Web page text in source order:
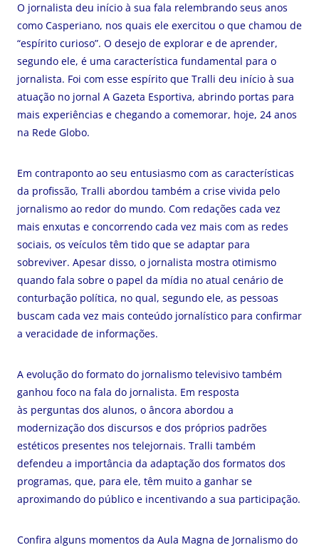
O jornalista deu início à sua fala relembrando seus anos
como Casperiano, nos quais ele exercitou o que chamou de
“espírito curioso”. O desejo de explorar e de aprender,
segundo ele, é uma característica fundamental para o
jornalista. Foi com esse espírito que Tralli deu início à sua
atuação no jornal A Gazeta Esportiva, abrindo portas para
mais experiências e chegando a comemorar, hoje, 24 anos
na Rede Globo.
Em contraponto ao seu entusiasmo com as características
da profissão, Tralli abordou também a crise vivida pelo
jornalismo ao redor do mundo. Com redações cada vez
mais enxutas e concorrendo cada vez mais com as redes
sociais, os veículos têm tido que se adaptar para
sobreviver. Apesar disso, o jornalista mostra otimismo
quando fala sobre o papel da mídia no atual cenário de
conturbação política, no qual, segundo ele, as pessoas
buscam cada vez mais conteúdo jornalístico para confirmar
a veracidade de informações.
A evolução do formato do jornalismo televisivo também
ganhou foco na fala do jornalista. Em resposta
às perguntas dos alunos, o âncora abordou a
modernização dos discursos e dos próprios padrões
estéticos presentes nos telejornais. Tralli também
defendeu a importância da adaptação dos formatos dos
programas, que, para ele, têm muito a ganhar se
aproximando do público e incentivando a sua participação.
Confira alguns momentos da Aula Magna de Jornalismo do